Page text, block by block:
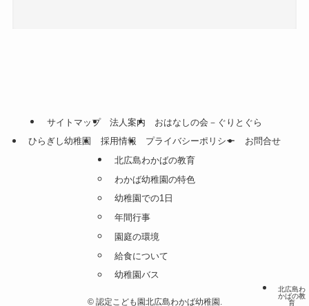
サイトマップ 法人案内
おはなしの会－ぐりとぐら
ひらぎし幼稚園
採用情報 プライバシーポリシー
お問合せ
北広島わかばの教育
わかば幼稚園の特色
幼稚園での1日
年間行事
園庭の環境
給食について
幼稚園バス
©認定こども園北広島わかば幼稚園.
北広島わ
かばの教
育